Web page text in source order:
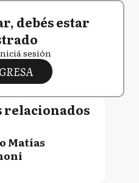
debés estar
sesión
Matías